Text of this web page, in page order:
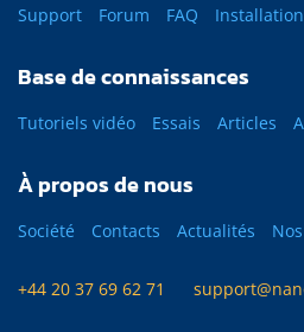
Support Forum FAQ Installation
Base de connaissances
Tutoriels vidéo Essais Articles
À propos de nous
Société Contacts Actualités
+44 20 37 69 62 71